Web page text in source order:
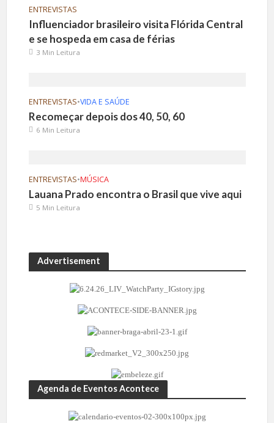
ENTREVISTAS
Influenciador brasileiro visita Flórida Central
e se hospeda em casa de férias
3 Min Leitura
ENTREVISTAS•VIDA E SAÚDE
Recomeçar depois dos 40, 50, 60
6 Min Leitura
ENTREVISTAS•MÚSICA
Lauana Prado encontra o Brasil que vive aqui
5 Min Leitura
Advertisement
Agenda de Eventos Acontece